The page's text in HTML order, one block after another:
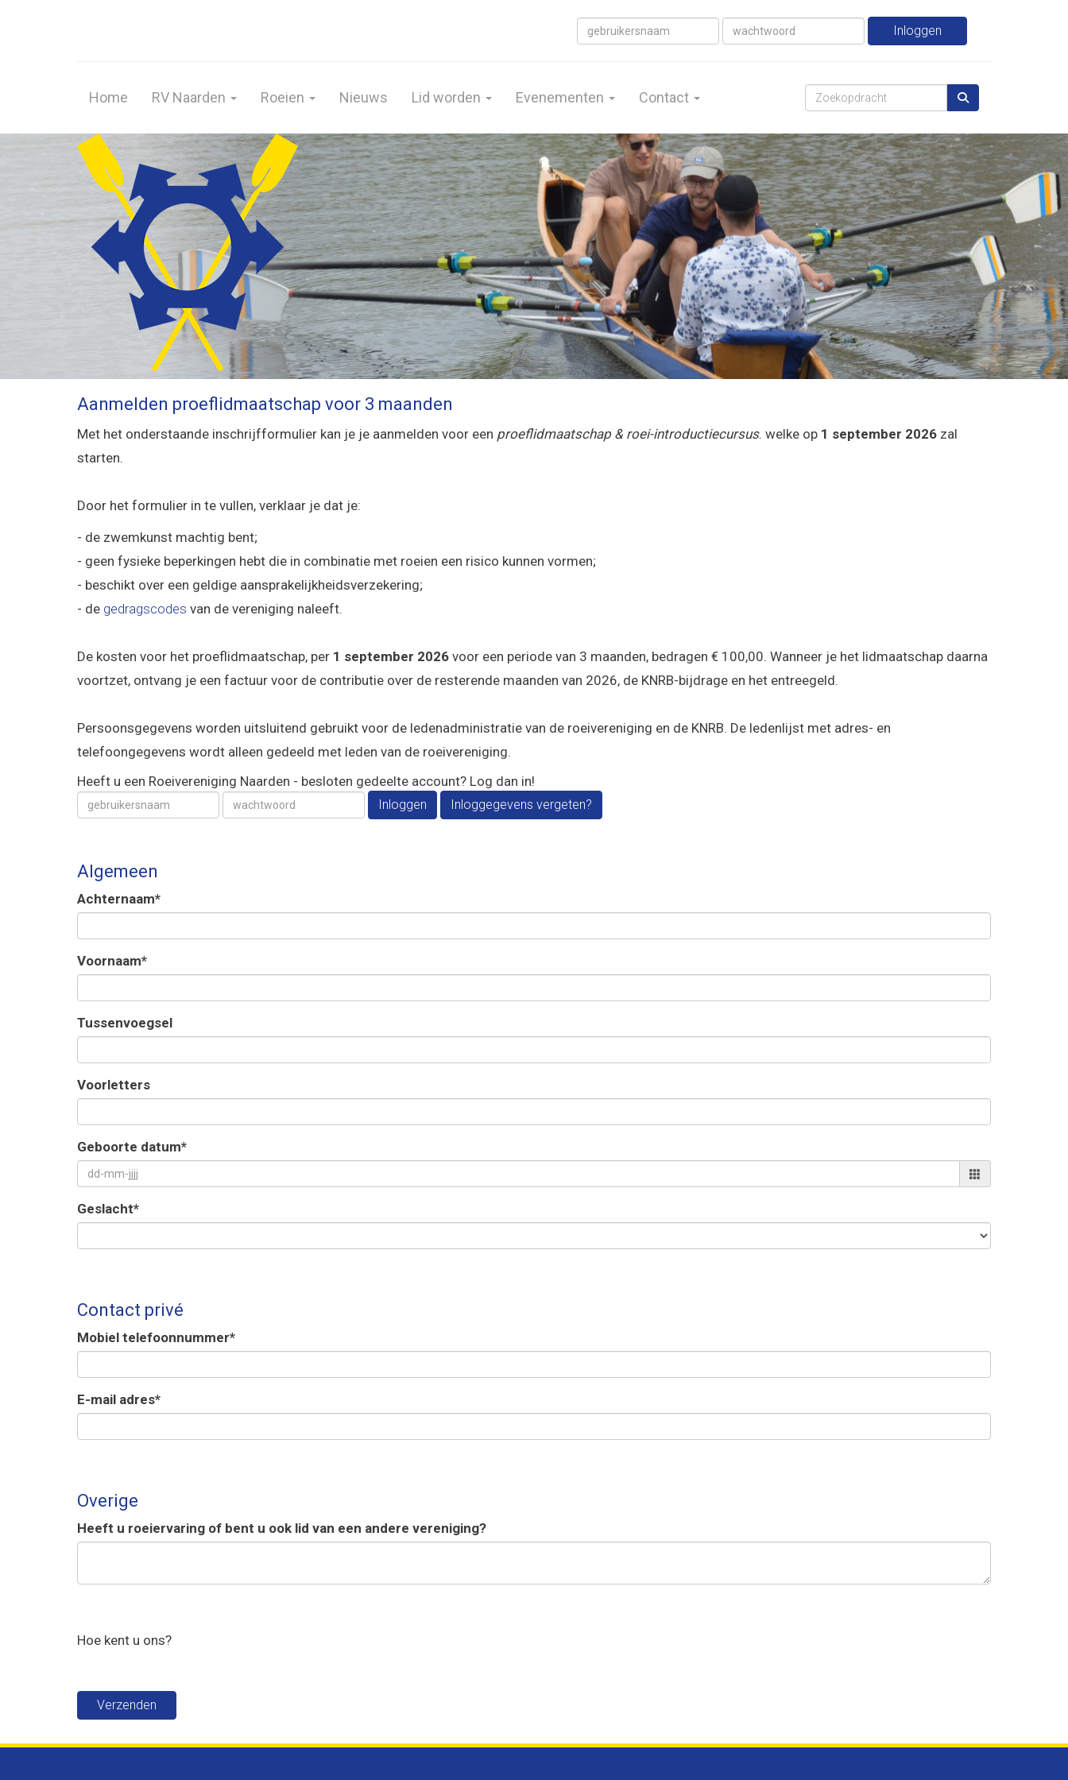
Inloggen
Home RV Naarden Roeien Nieuws Lid worden Evenementen Contact
Aanmelden proeflidmaatschap voor 3 maanden
Met het onderstaande inschrijfformulier kan je je aanmelden voor een proeflidmaatschap & roei-introductiecursus. welke op 1 september 2026 zal
starten.
Door het formulier in te vullen, verklaar je dat je:
- de zwemkunst machtig bent;
- geen fysieke beperkingen hebt die in combinatie met roeien een risico kunnen vormen;
- beschikt over een geldige aansprakelijkheidsverzekering;
- de gedragscodes van de vereniging naleeft.
De kosten voor het proeflidmaatschap, per 1 september 2026 voor een periode van 3 maanden, bedragen € 100,00. Wanneer je het lidmaatschap daarna
voortzet, ontvang je een factuur voor de contributie over de resterende maanden van 2026, de KNRB-bijdrage en het entreegeld.
Persoonsgegevens worden uitsluitend gebruikt voor de ledenadministratie van de roeivereniging en de KNRB. De ledenlijst met adres- en
telefoongegevens wordt alleen gedeeld met leden van de roeivereniging.
Heeft u een Roeivereniging Naarden - besloten gedeelte account? Log dan in!
Inloggen Inloggegevens vergeten?
Algemeen
Achternaam*
Voornaam*
Tussenvoegsel
Voorletters
Geboorte datum*
Geslacht*
Contact privé
Mobiel telefoonnummer*
E-mail adres*
Overige
Heeft u roeiervaring of bent u ook lid van een andere vereniging?
Hoe kent u ons?
Verzenden